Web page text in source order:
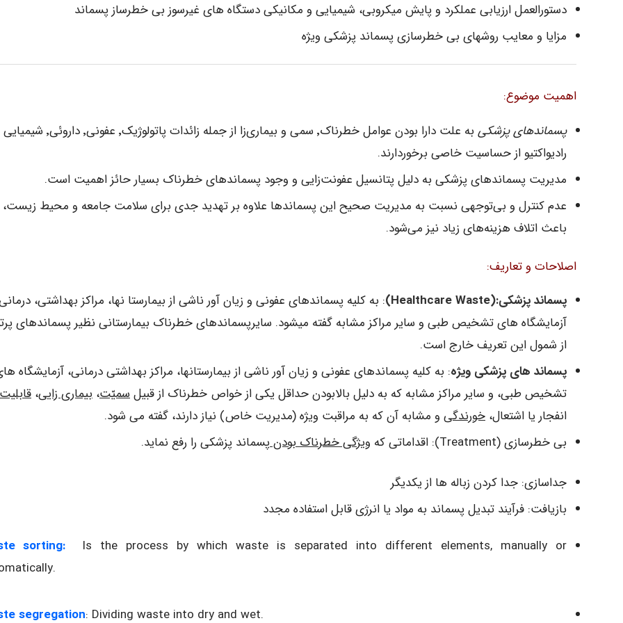
دستورالعمل ارزیابی عملکرد و پایش میکروبی، شیمیایی و مکانیکی دستگاه های غیرسوز بی خطرساز پسماند
مزایا و معایب روشهای بی خطرسازی پسماند پزشکی ویژه
اهمیت موضوع:
پسماندهای پزشکی
به علت دارا بودن عوامل خطرناک٬ سمی و بیماری‌زا از جمله زائدات پاتولوژیک٬ عفونی٬
رادیواکتیو از حساسیت خاصی برخوردارند.
مدیریت پسماندهای پزشکی به دلیل پتانسیل عفونت‌زایی و وجود پسماندهای خطرناک بسیار حائز اهمیت است.
عدم کنترل و بی‌توجهی نسبت به مدیریت صحیح این پسماندها علاوه بر تهدید جدی برای سلامت جامعه و محیط زیست،
باعث اتلاف هزینه‌های زیاد نیز می‌شود.
اصلاحات و تعاریف:
پسماند پزشکی:(Healthcare Waste)
: به کلیه پسماندهای عفونی و زیان آور ناشی از بیمارستا نها، مراکز بهداشتی،
آزمایشگاه های تشخیص طبی و سایر مراکز مشابه گفته میشود. سایرپسماندهای خطرناک بیمارستانی نظیر پسماندهای
از شمول این تعریف خارج است.
پسماند های پزشکی ویژه: به کلیه پسماندهای عفونی و زیان آور ناشی از بیمارستانها، مراکز بهداشتی درمانی، آزمایشگاه
تشخیص طبی، و سایر مراکز مشابه که به دلیل بالابودن حداقل یکی از خواص خطرناک از قبیلسمیّت، بیماری زایی، قابلیت
انفجار یا اشتعال، خورندگی و مشابه آن که به مراقبت ویژه (مدیریت خاص) نیاز دارند، گفته می شود.
بی خطرسازی (Treatment): اقداماتی که
ویژگی خطرناک بودنپسماند پزشکی را رفع نماید.
جداسازی: جدا کردن زباله ها از یکدیگر
بازیافت: فرآیند تبدیل پسماند به مواد یا انرژی قابل استفاده مجدد
sorting:
Is the process by which waste is separated into different elements, manually or
segregation: Dividing waste into dry and wet.